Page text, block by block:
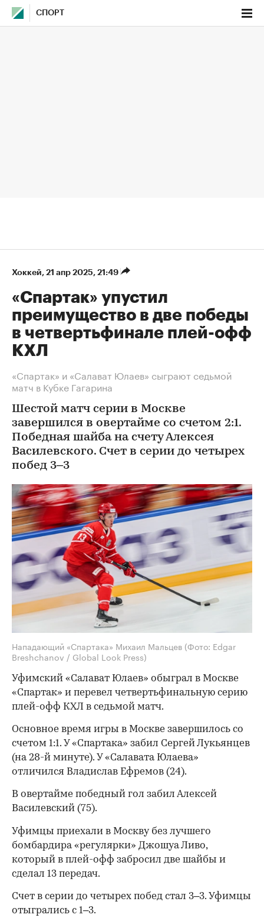
СПОРТ
Хоккей⁠, 21 апр 2025, 21:49
«Спартак» упустил
преимущество в две победы
в четвертьфинале плей-офф
КХЛ
«Спартак» и «Салават Юлаев» сыграют седьмой
матч в Кубке Гагарина
Шестой матч серии в Москве
завершился в овертайме со счетом 2:1.
Победная шайба на счету Алексея
Василевского. Счет в серии до четырех
побед 3–3
Нападающий «Спартака» Михаил Мальцев (Фото: Edgar
Breshchanov / Global Look Press)
Уфимский «Салават Юлаев» обыграл в Москве
«Спартак» и перевел четвертьфинальную серию
плей-офф КХЛ в седьмой матч.
Основное время игры в Москве завершилось со
счетом 1:1. У «Спартака» забил Сергей Лукьянцев
(на 28-й минуте). У «Салавата Юлаева»
отличился Владислав Ефремов (24).
В овертайме победный гол забил Алексей
Василевский (75).
Уфимцы приехали в Москву без лучшего
бомбардира «регулярки» Джошуа Ливо,
который в плей-офф забросил две шайбы и
сделал 13 передач.
Счет в серии до четырех побед стал 3–3. Уфимцы
отыгрались с 1–3.